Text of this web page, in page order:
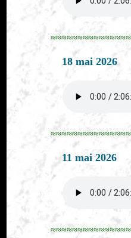
18 mai 2026
11 mai 2026